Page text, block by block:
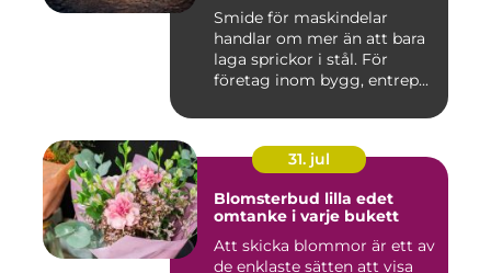
Smide för maskindelar
handlar om mer än att bara
laga sprickor i stål. För
företag inom bygg, entrep...
31. jul
Blomsterbud lilla edet
omtanke i varje bukett
Att skicka blommor är ett av
de enklaste sätten att visa